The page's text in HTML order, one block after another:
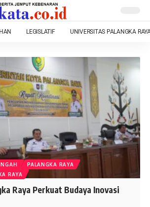
LEGISLATIF UNIVERSITAS PALANGKA
PALANGKA RAYA
RAYA
Raya Perkuat Budaya Inovasi